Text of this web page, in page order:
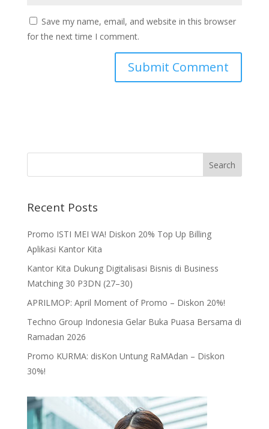
Save my name, email, and website in this browser
for the next time I comment.
Recent Posts
Promo ISTI MEI WA! Diskon 20% Top Up Billing
Aplikasi Kantor Kita
Kantor Kita Dukung Digitalisasi Bisnis di Business
Matching 30 P3DN (27–30)
APRILMOP: April Moment of Promo – Diskon 20%!
Techno Group Indonesia Gelar Buka Puasa Bersama di
Ramadan 2026
Promo KURMA: disKon Untung RaMAdan – Diskon
30%!